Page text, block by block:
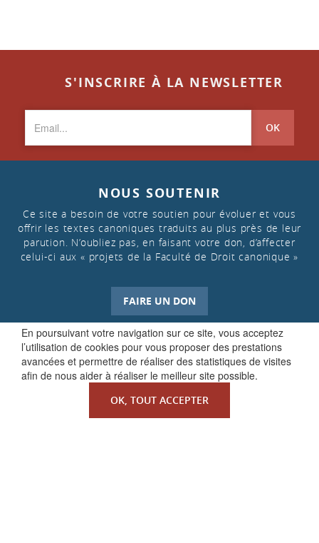
En poursuivant votre navigation sur ce site, vous acceptez
l’utilisation de cookies pour vous proposer des prestations
avancées et permettre de réaliser des statistiques de visites
afin de nous aider à réaliser le meilleur site possible.
OK, TOUT ACCEPTER
S'INSCRIRE À LA NEWSLETTER
OK
NOUS SOUTENIR
Ce site a besoin de votre soutien pour évoluer et vous
offrir les textes canoniques traduits au plus près de leur
parution. N’oubliez pas, en faisant votre don, d’affecter
celui-ci aux « projets de la Faculté de Droit canonique »
FAIRE UN DON